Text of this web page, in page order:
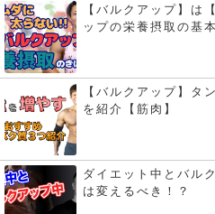
【バルクアップ】は
ップの栄養摂取の基本
【バルクアップ】タ
を紹介【筋肉】
ダイエット中とバル
は変えるべき！？